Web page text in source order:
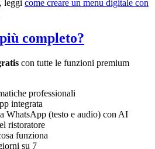
leggi come creare un menu digitale con
completo?
con tutte le funzioni premium
professionali
integrata
WhatsApp (testo e audio) con AI
ristoratore
funziona
su 7